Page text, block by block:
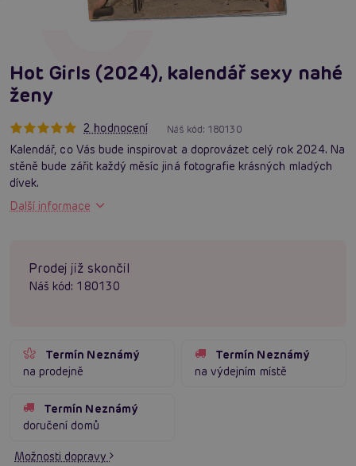
Hot Girls (2024), kalendář sexy nahé
ženy
2 hodnocení Náš kód: 180130
Kalendář, co Vás bude inspirovat a doprovázet celý rok 2024. Na
stěně bude zářit každý měsíc jiná fotografie krásných mladých
dívek.
Další informace
Prodej již skončil
Náš kód: 180130
Termín Neznámý
na prodejně
Termín Neznámý
na výdejním místě
Termín Neznámý
doručení domů
Možnosti dopravy